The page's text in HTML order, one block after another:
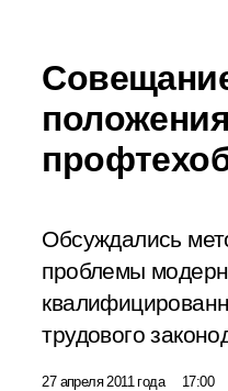
Обсуждались
проблемы
трудового
27 апреля 2011 года 17:00